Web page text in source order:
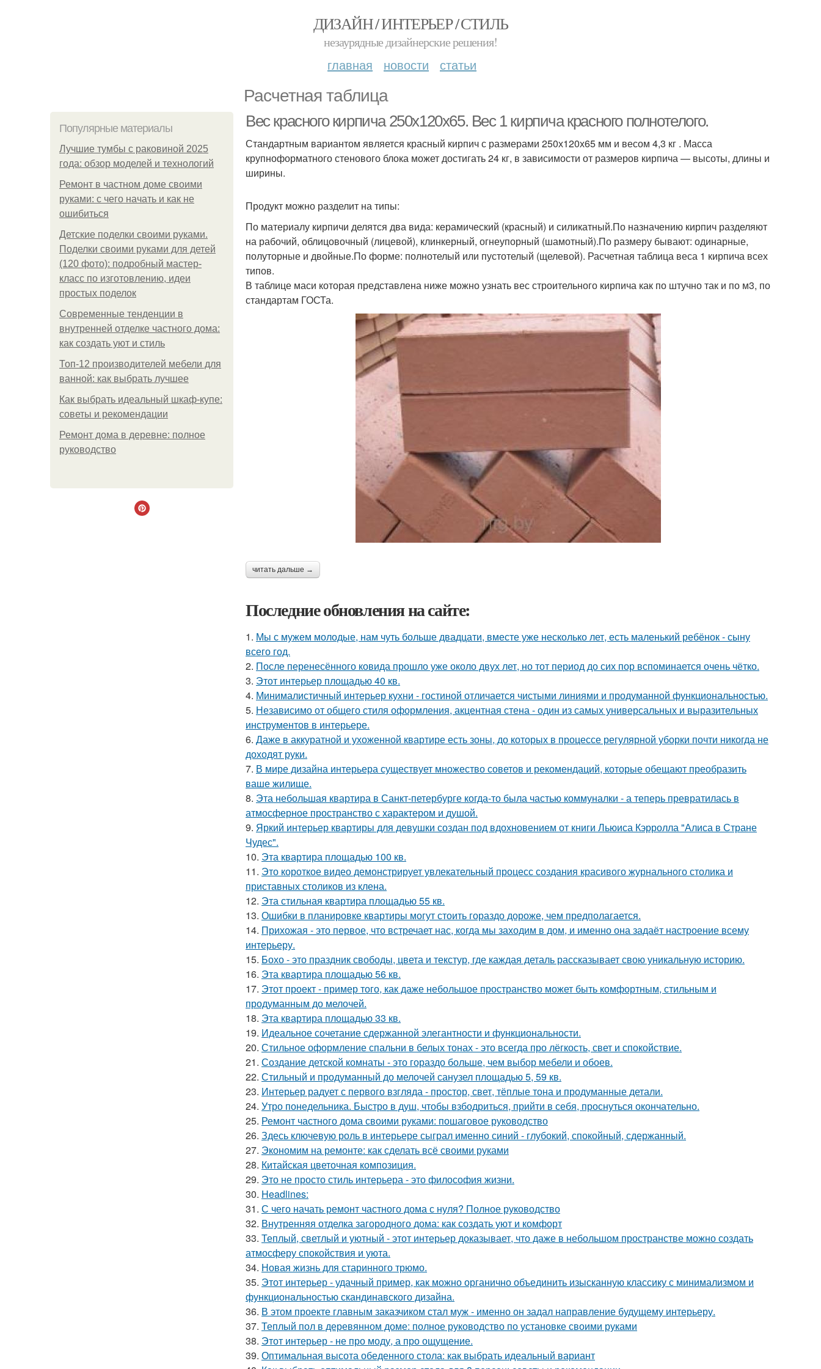
ДИЗАЙН / ИНТЕРЬЕР / СТИЛЬ
незаурядные дизайнерские решения!
главная новости статьи
Расчетная таблица
Популярные материалы
Лучшие тумбы с раковиной 2025
года: обзор моделей и технологий
Ремонт в частном доме своими
руками: с чего начать и как не
ошибиться
Детские поделки своими руками.
Поделки своими руками для детей
(120 фото): подробный мастер-
класс по изготовлению, идеи
простых поделок
Современные тенденции в
внутренней отделке частного дома:
как создать уют и стиль
Топ-12 производителей мебели для
ванной: как выбрать лучшее
Как выбрать идеальный шкаф-купе:
советы и рекомендации
Ремонт дома в деревне: полное
руководство
Вес красного кирпича 250х120х65. Вес 1 кирпича красного полнотелого.
Стандартным вариантом является красный кирпич с размерами 250х120х65 мм и весом 4,3 кг . Масса
крупноформатного стенового блока может достигать 24 кг, в зависимости от размеров кирпича — высоты, длины и
ширины.
Продукт можно разделит на типы:
По материалу кирпичи делятся два вида: керамический (красный) и силикатный.По назначению кирпич разделяют
на рабочий, облицовочный (лицевой), клинкерный, огнеупорный (шамотный).По размеру бывают: одинарные,
полуторные и двойные.По форме: полнотелый или пустотелый (щелевой). Расчетная таблица веса 1 кирпича всех
типов.
В таблице маси которая представлена ниже можно узнать вес строительного кирпича как по штучно так и по м3, по
стандартам ГОСТа.
читать дальше →
Последние обновления на сайте:
1. Мы с мужем молодые, нам чуть больше двадцати, вместе уже несколько лет, есть маленький ребёнок - сыну
всего год.
2. После перенесённого ковида прошло уже около двух лет, но тот период до сих пор вспоминается очень чётко.
3. Этот интерьер площадью 40 кв.
4. Минималистичный интерьер кухни - гостиной отличается чистыми линиями и продуманной функциональностью.
5. Независимо от общего стиля оформления, акцентная стена - один из самых универсальных и выразительных
инструментов в интерьере.
6. Даже в аккуратной и ухоженной квартире есть зоны, до которых в процессе регулярной уборки почти никогда не
доходят руки.
7. В мире дизайна интерьера существует множество советов и рекомендаций, которые обещают преобразить
ваше жилище.
8. Эта небольшая квартира в Санкт-петербурге когда-то была частью коммуналки - а теперь превратилась в
атмосферное пространство с характером и душой.
9. Яркий интерьер квартиры для девушки создан под вдохновением от книги Льюиса Кэрролла "Алиса в Стране
Чудес".
10. Эта квартира площадью 100 кв.
11. Это короткое видео демонстрирует увлекательный процесс создания красивого журнального столика и
приставных столиков из клена.
12. Эта стильная квартира площадью 55 кв.
13. Ошибки в планировке квартиры могут стоить гораздо дороже, чем предполагается.
14. Прихожая - это первое, что встречает нас, когда мы заходим в дом, и именно она задаёт настроение всему
интерьеру.
15. Бохо - это праздник свободы, цвета и текстур, где каждая деталь рассказывает свою уникальную историю.
16. Эта квартира площадью 56 кв.
17. Этот проект - пример того, как даже небольшое пространство может быть комфортным, стильным и
продуманным до мелочей.
18. Эта квартира площадью 33 кв.
19. Идеальное сочетание сдержанной элегантности и функциональности.
20. Стильное оформление спальни в белых тонах - это всегда про лёгкость, свет и спокойствие.
21. Создание детской комнаты - это гораздо больше, чем выбор мебели и обоев.
22. Стильный и продуманный до мелочей санузел площадью 5, 59 кв.
23. Интерьер радует с первого взгляда - простор, свет, тёплые тона и продуманные детали.
24. Утро понедельника. Быстро в душ, чтобы взбодриться, прийти в себя, проснуться окончательно.
25. Ремонт частного дома своими руками: пошаговое руководство
26. Здесь ключевую роль в интерьере сыграл именно синий - глубокий, спокойный, сдержанный.
27. Экономим на ремонте: как сделать всё своими руками
28. Китайская цветочная композиция.
29. Это не просто стиль интерьера - это философия жизни.
30. Headlines:
31. С чего начать ремонт частного дома с нуля? Полное руководство
32. Внутренняя отделка загородного дома: как создать уют и комфорт
33. Теплый, светлый и уютный - этот интерьер доказывает, что даже в небольшом пространстве можно создать
атмосферу спокойствия и уюта.
34. Новая жизнь для старинного трюмо.
35. Этот интерьер - удачный пример, как можно органично объединить изысканную классику с минимализмом и
функциональностью скандинавского дизайна.
36. В этом проекте главным заказчиком стал муж - именно он задал направление будущему интерьеру.
37. Теплый пол в деревянном доме: полное руководство по установке своими руками
38. Этот интерьер - не про моду, а про ощущение.
39. Оптимальная высота обеденного стола: как выбрать идеальный вариант